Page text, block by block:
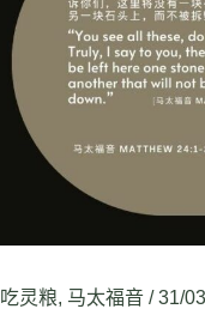
灵粮, 马太福音/31/